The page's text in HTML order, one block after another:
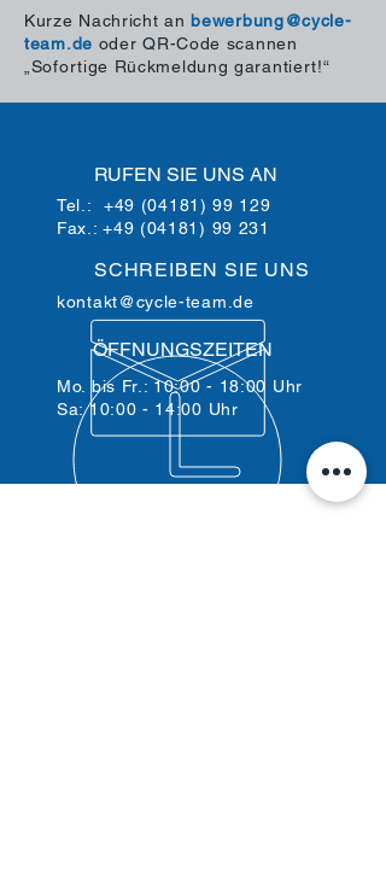
Kurze Nachricht an bewerbung@cycle-
team.de oder QR-Code scannen
„Sofortige Rückmeldung garantiert!“
RUFEN SIE UNS AN
Tel.: +49 (04181) 99 129
Fax.: +49 (04181) 99 231
SCHREIBEN SIE UNS
kontakt@cycle-team.de
ÖFFNUNGSZEITEN
Mo. bis Fr.: 10:00 - 18:00 Uhr
Sa: 10:00 - 14:00 Uhr